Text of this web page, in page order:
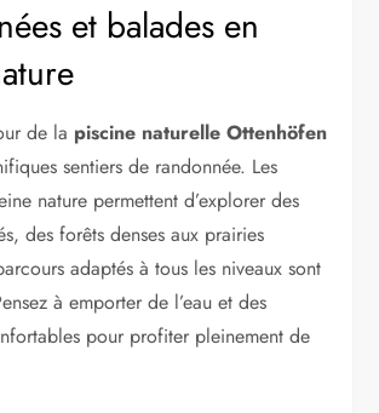
et balades en
de la piscine naturelle Ottenhöfen
sentiers de randonnée. Les
nature permettent d’explorer des
des forêts denses aux prairies
adaptés à tous les niveaux sont
à emporter de l’eau et des
pour profiter pleinement de